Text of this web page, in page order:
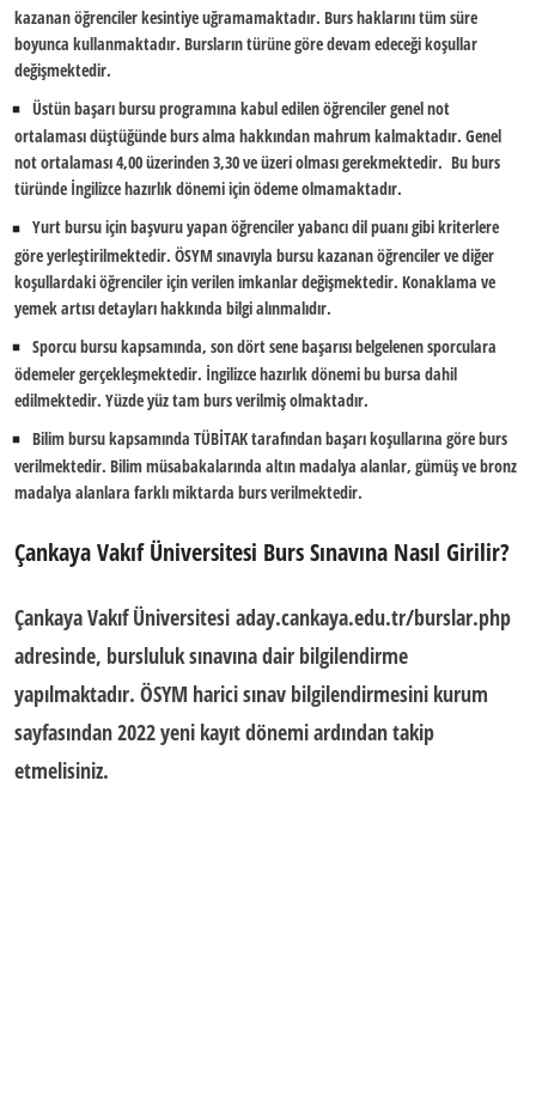
kazanan öğrenciler kesintiye uğramamaktadır. Burs haklarını tüm süre
boyunca kullanmaktadır. Bursların türüne göre devam edeceği koşullar
değişmektedir.
Üstün başarı bursu programına kabul edilen öğrenciler genel not
ortalaması düştüğünde burs alma hakkından mahrum kalmaktadır. Genel
not ortalaması 4,00 üzerinden 3,30 ve üzeri olması gerekmektedir. Bu burs
türünde İngilizce hazırlık dönemi için ödeme olmamaktadır.
Yurt bursu için başvuru yapan öğrenciler yabancı dil puanı gibi kriterlere
göre yerleştirilmektedir. ÖSYM sınavıyla bursu kazanan öğrenciler ve diğer
koşullardaki öğrenciler için verilen imkanlar değişmektedir. Konaklama ve
yemek artısı detayları hakkında bilgi alınmalıdır.
Sporcu bursu kapsamında, son dört sene başarısı belgelenen sporculara
ödemeler gerçekleşmektedir. İngilizce hazırlık dönemi bu bursa dahil
edilmektedir. Yüzde yüz tam burs verilmiş olmaktadır.
Bilim bursu kapsamında TÜBİTAK tarafından başarı koşullarına göre burs
verilmektedir. Bilim müsabakalarında altın madalya alanlar, gümüş ve bronz
madalya alanlara farklı miktarda burs verilmektedir.
Çankaya Vakıf Üniversitesi Burs Sınavına Nasıl Girilir?
Çankaya Vakıf Üniversitesi aday.cankaya.edu.tr/burslar.php
adresinde, bursluluk sınavına dair bilgilendirme
yapılmaktadır. ÖSYM harici sınav bilgilendirmesini kurum
sayfasından 2022 yeni kayıt dönemi ardından takip
etmelisiniz.